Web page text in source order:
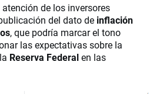
de los inversores
del dato de inflación
, que podría marcar el tono
las expectativas sobre la
Reserva Federalen las